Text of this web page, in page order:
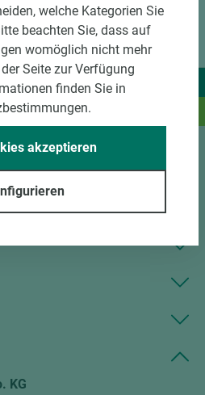
KG
welche Kategorien Sie
beachten Sie, dass auf
womöglich nicht mehr
Seite zur Verfügung
finden Sie in
akzeptieren